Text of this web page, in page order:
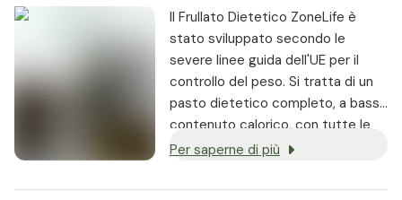
Il Frullato Dietetico ZoneLife è
stato sviluppato secondo le
severe linee guida dell'UE per il
controllo del peso. Si tratta di un
pasto dietetico completo, a basso
contenuto calorico, con tutte le
sostanze vitali importanti come
essenziali, vitamine e minerali.
Per saperne di più